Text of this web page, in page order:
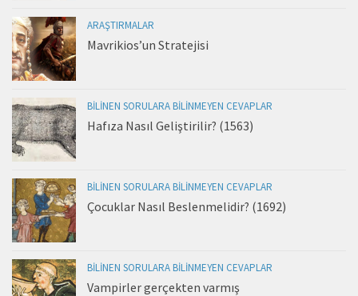
ARAŞTIRMALAR
Mavrikios’un Stratejisi
BILINEN SORULARA BILINMEYEN CEVAPLAR
Hafıza Nasıl Geliştirilir? (1563)
BILINEN SORULARA BILINMEYEN CEVAPLAR
Çocuklar Nasıl Beslenmelidir? (1692)
BILINEN SORULARA BILINMEYEN CEVAPLAR
Vampirler gerçekten varmış